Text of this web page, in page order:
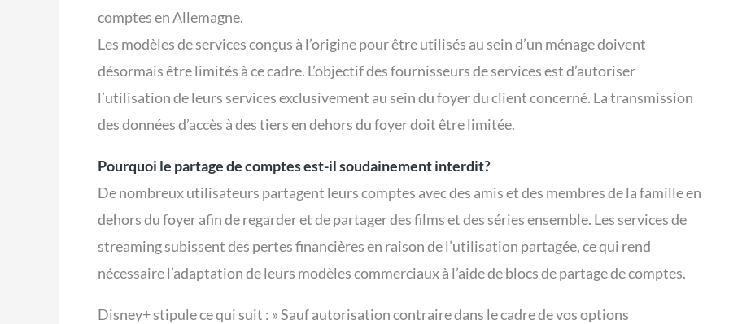
comptes en Allemagne.
Les modèles de services conçus à l’origine pour être utilisés au sein d’un ménage doivent
désormais être limités à ce cadre. L’objectif des fournisseurs de services est d’autoriser
l’utilisation de leurs services exclusivement au sein du foyer du client concerné. La transmission
des données d’accès à des tiers en dehors du foyer doit être limitée.
Pourquoi le partage de comptes est-il soudainement interdit?
De nombreux utilisateurs partagent leurs comptes avec des amis et des membres de la famille en
dehors du foyer afin de regarder et de partager des films et des séries ensemble. Les services de
streaming subissent des pertes financières en raison de l’utilisation partagée, ce qui rend
nécessaire l’adaptation de leurs modèles commerciaux à l’aide de blocs de partage de comptes.
Disney+ stipule ce qui suit : » Sauf autorisation contraire dans le cadre de vos options